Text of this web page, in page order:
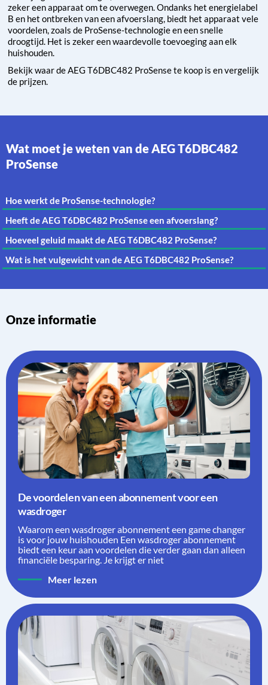
zeker een apparaat om te overwegen. Ondanks het energielabel
B en het ontbreken van een afvoerslang, biedt het apparaat vele
voordelen, zoals de ProSense-technologie en een snelle
droogtijd. Het is zeker een waardevolle toevoeging aan elk
huishouden.
Bekijk waar de AEG T6DBC482 ProSense te koop is en vergelijk
de prijzen.
Wat moet je weten van de AEG T6DBC482
ProSense
Hoe werkt de ProSense-technologie?
Heeft de AEG T6DBC482 ProSense een afvoerslang?
Hoeveel geluid maakt de AEG T6DBC482 ProSense?
Wat is het vulgewicht van de AEG T6DBC482 ProSense?
Onze informatie
De voordelen van een abonnement voor een
wasdroger
Waarom een wasdroger abonnement een game changer
is voor jouw huishouden Een wasdroger abonnement
biedt een keur aan voordelen die verder gaan dan alleen
financiële besparing. Je krijgt er niet
Meer lezen